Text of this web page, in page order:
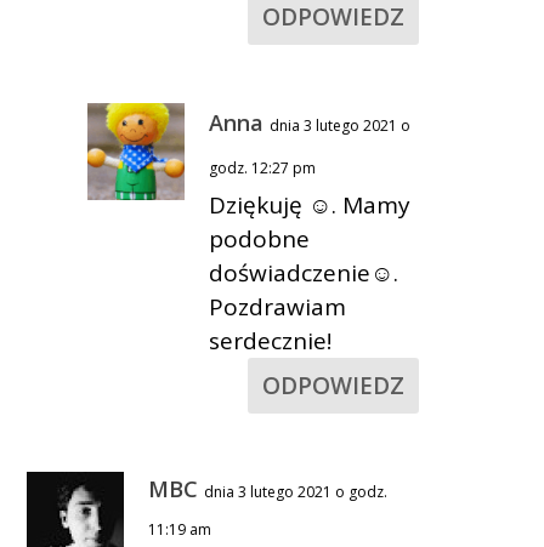
ODPOWIEDZ
Anna dnia 3 lutego 2021 o
godz. 12:27 pm
Dziękuję ☺. Mamy
podobne
doświadczenie☺.
Pozdrawiam
serdecznie!
ODPOWIEDZ
MBC dnia 3 lutego 2021 o godz.
11:19 am